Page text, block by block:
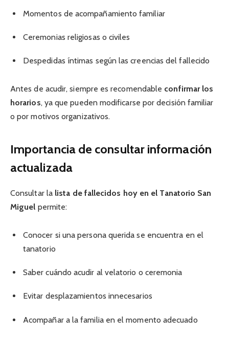
Momentos de acompañamiento familiar
Ceremonias religiosas o civiles
Despedidas íntimas según las creencias del fallecido
Antes de acudir, siempre es recomendable confirmar los
horarios, ya que pueden modificarse por decisión familiar
o por motivos organizativos.
Importancia de consultar información
actualizada
Consultar la lista de fallecidos hoy en el Tanatorio San
Miguel permite:
Conocer si una persona querida se encuentra en el
tanatorio
Saber cuándo acudir al velatorio o ceremonia
Evitar desplazamientos innecesarios
Acompañar a la familia en el momento adecuado